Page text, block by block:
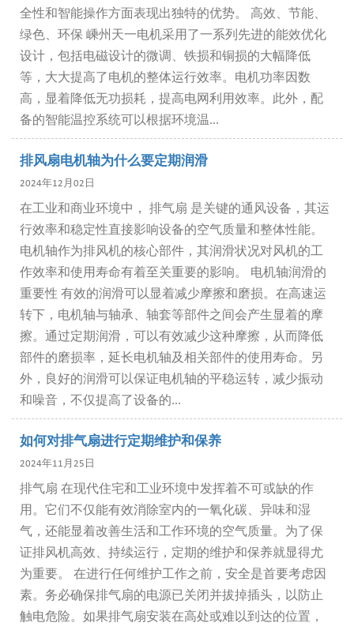
全性和智能操作方面表现出独特的优势。 高效、节能、
绿色、环保 嵊州天一电机采用了一系列先进的能效优化
设计，包括电磁设计的微调、铁损和铜损的大幅降低
等，大大提高了电机的整体运行效率。电机功率因数
高，显着降低无功损耗，提高电网利用效率。此外，配
备的智能温控系统可以根据环境温...
排风扇电机轴为什么要定期润滑
2024年12月02日
在工业和商业环境中， 排气扇 是关键的通风设备，其运
行效率和稳定性直接影响设备的空气质量和整体性能。
电机轴作为排风机的核心部件，其润滑状况对风机的工
作效率和使用寿命有着至关重要的影响。 电机轴润滑的
重要性 有效的润滑可以显着减少摩擦和磨损。在高速运
转下，电机轴与轴承、轴套等部件之间会产生显着的摩
擦。通过定期润滑，可以有效减少这种摩擦，从而降低
部件的磨损率，延长电机轴及相关部件的使用寿命。另
外，良好的润滑可以保证电机轴的平稳运转，减少振动
和噪音，不仅提高了设备​​的...
如何对排气扇进行定期维护和保养
2024年11月25日
排气扇 在现代住宅和工业环境中发挥着不可或缺的作
用。它们不仅能有效消除室内的一氧化碳、异味和湿
气，还能显着改善生活和工作环境的空气质量。为了保
证排风机高效、持续运行，定期的维护和保养就显得尤
为重要。 在进行任何维护工作之前，安全是首要考虑因
素。务必确保排气扇的电源已关闭并拔掉插头，以防止
触电危险。如果排气扇安装在高处或难以到达的位置，